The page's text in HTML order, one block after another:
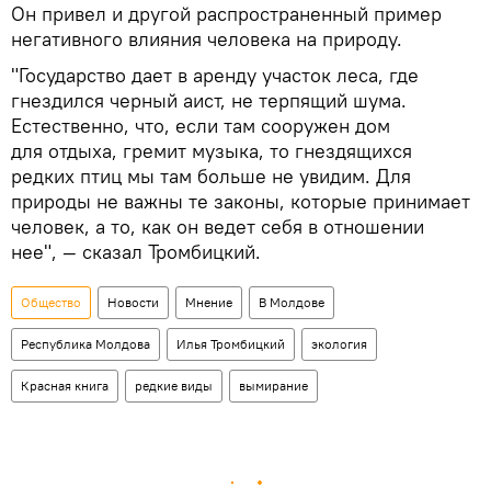
Он привел и другой распространенный пример
негативного влияния человека на природу.
"Государство дает в аренду участок леса, где
гнездился черный аист, не терпящий шума.
Естественно, что, если там сооружен дом
для отдыха, гремит музыка, то гнездящихся
редких птиц мы там больше не увидим. Для
природы не важны те законы, которые принимает
человек, а то, как он ведет себя в отношении
нее", — сказал Тромбицкий.
Общество Новости Мнение В Молдове
Республика Молдова Илья Тромбицкий экология
Красная книга редкие виды вымирание